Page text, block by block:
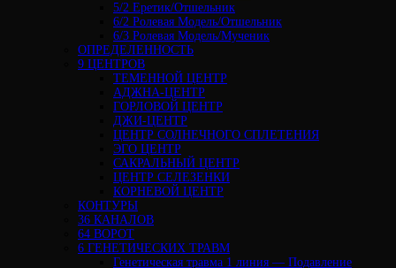
5/2 Еретик/Отшельник
6/2 Ролевая Модель/Отшельник
6/3 Ролевая Модель/Мученик
ОПРЕДЕЛЕННОСТЬ
9 ЦЕНТРОВ
ТЕМЕННОЙ ЦЕНТР
АДЖНА-ЦЕНТР
ГОРЛОВОЙ ЦЕНТР
ДЖИ-ЦЕНТР
ЦЕНТР СОЛНЕЧНОГО СПЛЕТЕНИЯ
ЭГО ЦЕНТР
САКРАЛЬНЫЙ ЦЕНТР
ЦЕНТР СЕЛЕЗЕНКИ
КОРНЕВОЙ ЦЕНТР
КОНТУРЫ
36 КАНАЛОВ
64 ВОРОТ
6 ГЕНЕТИЧЕСКИХ ТРАВМ
Генетическая травма 1 линия — Подавление